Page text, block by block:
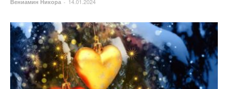
Вениамин Никора -